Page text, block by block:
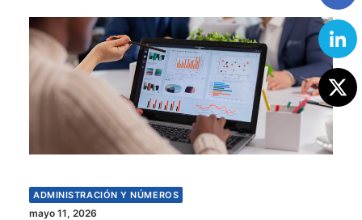
ADMINISTRACIÓN Y NÚMEROS
mayo 11, 2026